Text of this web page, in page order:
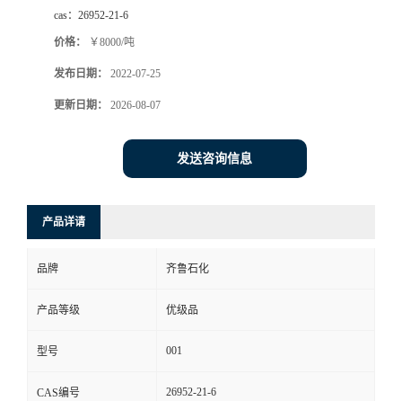
cas： 26952-21-6
价格： ￥8000/吨
发布日期： 2022-07-25
更新日期： 2026-08-07
发送咨询信息
产品详请
品牌 齐鲁石化
产品等级 优级品
型号 001
CAS编号 26952-21-6